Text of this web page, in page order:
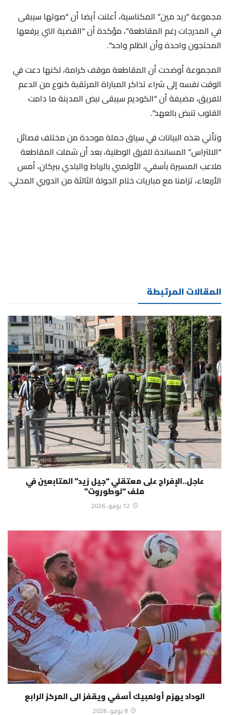
مجموعة “ريد مين” المكناسية، أعلنت أيضا أن “صوتها سيبقى
في المدرجات رغم المقاطعة”، مؤكدة أن “القضية التي يرفعها
المحتجون واحدة وأن الظلم واحد”.
المجموعة أوضحت أن المقاطعة موقف كرامة، لكنها دعت في
الوقت نفسه إلى شراء تذاكر المباراة المرتقبة كنوع من الدعم
للفريق، مضيفة أن “الكوديم سيبقى نبض المدينة ما دامت
القلوب تنبض بالعهد”.
وتأتي هذه البيانات في سياق حملة موحدة من مختلف فصائل
“الالتراس” المساندة للفرق الوطنية، بعد أن شملت المقاطعة
ملاعب المسيرة بآسفي، الأولمبي بالرباط والبلدي ببركان، أمس
الأربعاء، تزامنا مع مباريات ختام الجولة الثالثة من الدوري المحلي.
المقالات المرتبطة
عاجل..الإفراج على معتقلي “جيل زيد” المتابعين في
ملف “لوطوروت”
12 يونيو، 2026
الوداد يهزم أولمبيك أسفي ويقفز الى المركز الرابع
8 يونيو، 2026